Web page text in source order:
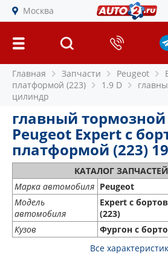
Москва
Главная Запчасти Peugeot
платформой (223)
1.9 D
цилиндр
главный
Peugeot Expert c
платформой (223)
КАТАЛОГ
Марка автомобиля Peugeot
Модель
автомобиля
Expert c
(223)
Кузов
Фургон с
Все